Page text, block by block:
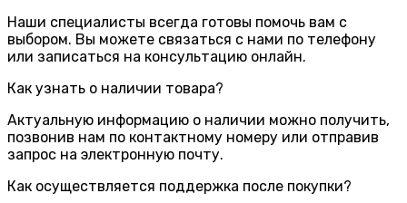
Наши специалисты всегда готовы помочь вам с
выбором. Вы можете связаться с нами по телефону
или записаться на консультацию онлайн.
Как узнать о наличии товара?
Актуальную информацию о наличии можно получить,
позвонив нам по контактному номеру или отправив
запрос на электронную почту.
Как осуществляется поддержка после покупки?